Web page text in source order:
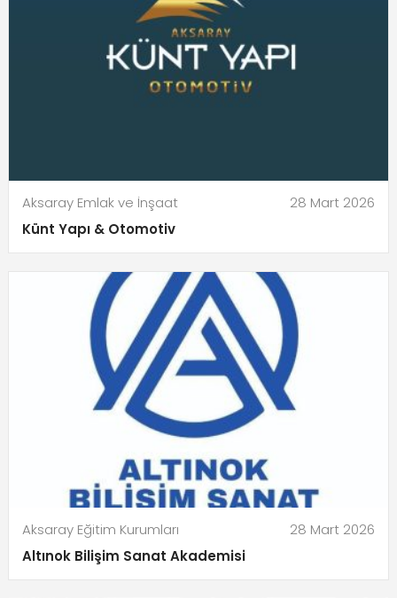
Aksaray Emlak ve İnşaat
28 Mart 2026
Künt Yapı & Otomotiv
Aksaray Eğitim Kurumları
28 Mart 2026
Altınok Bilişim Sanat Akademisi